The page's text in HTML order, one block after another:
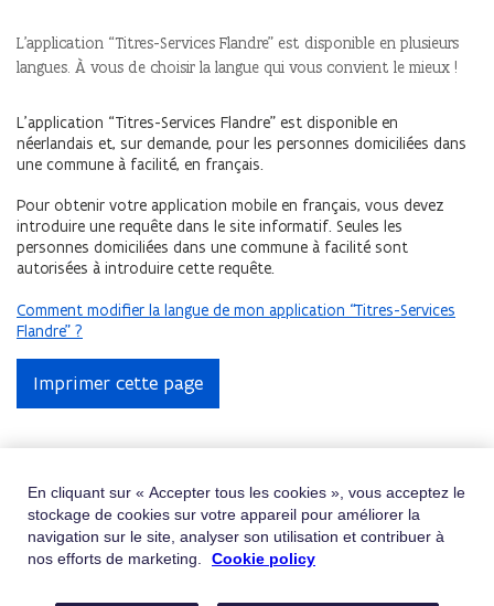
L’application “Titres-Services Flandre” est disponible en plusieurs
langues. À vous de choisir la langue qui vous convient le mieux !
L’application “Titres-Services Flandre” est disponible en
néerlandais et, sur demande, pour les personnes domiciliées dans
une commune à facilité, en français.
Pour obtenir votre application mobile en français, vous devez
introduire une requête dans le site informatif. Seules les
personnes domiciliées dans une commune à facilité sont
autorisées à introduire cette requête.
Comment modifier la langue de mon application “Titres-Services
Flandre" ?
Imprimer cette page
Obtenir de l'aide
Vous ne trouvez pas ce que vous cherchez ?
Contactez-nous
En cliquant sur « Accepter tous les cookies », vous acceptez le
stockage de cookies sur votre appareil pour améliorer la
navigation sur le site, analyser son utilisation et contribuer à
nos efforts de marketing.
Cookie policy